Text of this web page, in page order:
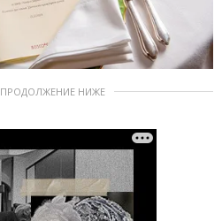
ПРОДОЛЖЕНИЕ НИЖЕ